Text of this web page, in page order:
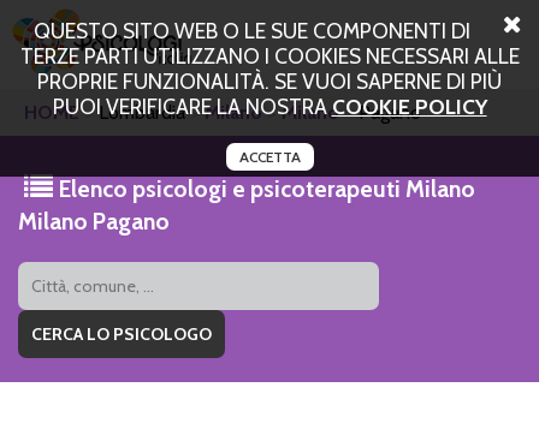
QUESTO SITO WEB O LE SUE COMPONENTI DI
TERZE PARTI UTILIZZANO I COOKIES NECESSARI ALLE
PROPRIE FUNZIONALITÀ. SE VUOI SAPERNE DI PIÙ
PUOI VERIFICARE LA NOSTRACOOKIE POLICY
ACCETTA
HOME Lombardia Milano Milano Pagano
Elenco psicologi e psicoterapeuti Milano
Milano Pagano